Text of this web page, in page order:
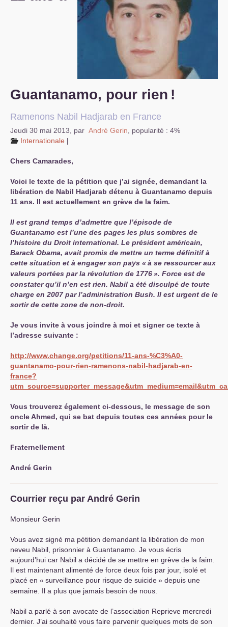
Guantanamo, pour rien !
Ramenons Nabil Hadjarab en France
Jeudi 30 mai 2013 par André Gerin
popularité : 4%
Internationale |
Chers Camarades,
Voici le texte de la pétition que j’ai signée, demandant la
libération de Nabil Hadjarab détenu à Guantanamo depuis
11 ans. Il est actuellement en grève de la faim.
Il est grand temps d’admettre que l’épisode de
Guantanamo est l’une des pages les plus sombres de
l’histoire du Droit international. Le président américain,
Barack Obama, avait promis de mettre un terme définitif à
cette situation et à engager son pays «à se ressourcer aux
valeurs portées par la révolution de 1776». Force est de
constater qu’il n’en est rien. Nabil a été disculpé de toute
charge en 2007 par l’administration Bush. Il est urgent de le
sortir de cette zone de non-droit.
Je vous invite à vous joindre à moi et signer ce texte à
l’adresse suivante :
http://www.change.org/petitions/11-ans-%C3%A0-
guantanamo-pour-rien-ramenons-nabil-hadjarab-en-
france?
Vous trouverez également ci-dessous, le message de son
oncle Ahmed, qui se bat depuis toutes ces années pour le
sortir de là.
Fraternellement
André Gerin
Courrier reçu par André Gerin
Monsieur Gerin
Vous avez signé ma pétition demandant la libération de mon
neveu Nabil, prisonnier à Guantanamo. Je vous écris
aujourd’hui car Nabil a décidé de se mettre en grève de la faim.
Il est maintenant alimenté de force deux fois par jour, isolé et
placé en « surveillance pour risque de suicide» depuis une
semaine. Il a plus que jamais besoin de nous.
Nabil a parlé à son avocate de l’association Reprieve mercredi
dernier. J’ai souhaité vous faire parvenir quelques mots de son